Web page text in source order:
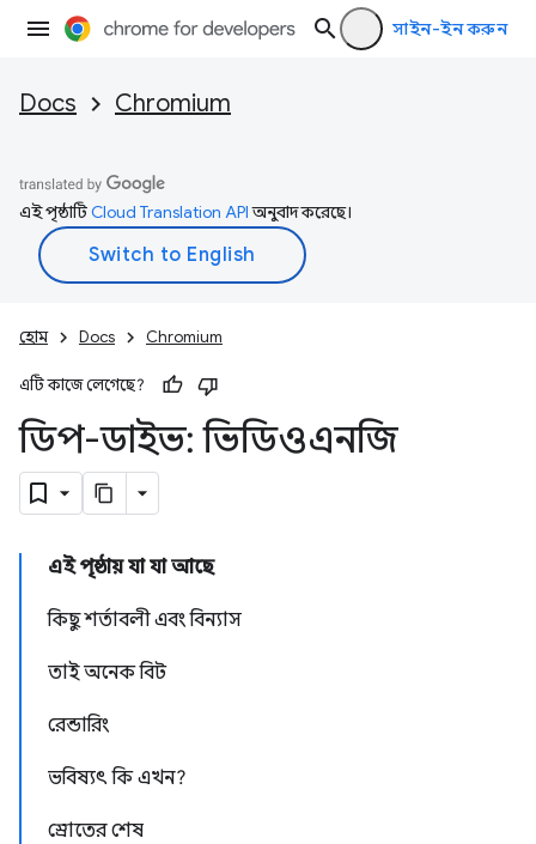
সাইন-ইন করুন
Docs Chromium
এই পৃষ্ঠাটিCloud Translation APIঅনুবাদ করেছে।
হোম Docs Chromium
এটি কাজে লেগেছে?
ডিপ-ডাইভ: ভিডিওএনজি
এই পৃষ্ঠায় যা যা আছে
কিছু শর্তাবলী এবং বিন্যাস
তাই অনেক বিট
রেন্ডারিং
ভবিষ্যৎ কি এখন?
স্রোতের শেষ